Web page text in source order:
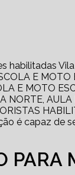
habilitadas
E MOTO
E MOTO
NORTE, AULA
é capaz de
PARA